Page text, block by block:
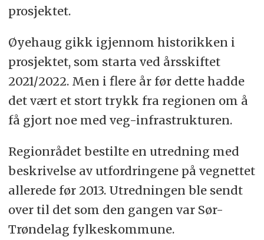
prosjektet.
Øyehaug gikk igjennom historikken i
prosjektet, som starta ved årsskiftet
2021/2022. Men i flere år før dette hadde
det vært et stort trykk fra regionen om å
få gjort noe med veg-infrastrukturen.
Regionrådet bestilte en utredning med
beskrivelse av utfordringene på vegnettet
allerede før 2013. Utredningen ble sendt
over til det som den gangen var Sør-
Trøndelag fylkeskommune.